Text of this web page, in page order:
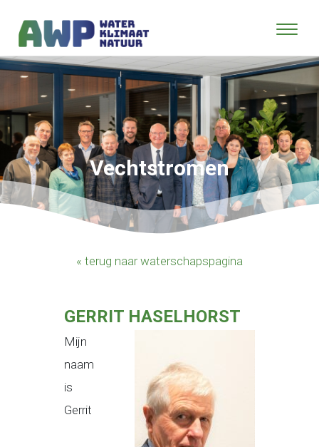
Vechtstromen
« terug naar waterschapspagina
GERRIT HASELHORST
Mijn
naam
is
Gerrit